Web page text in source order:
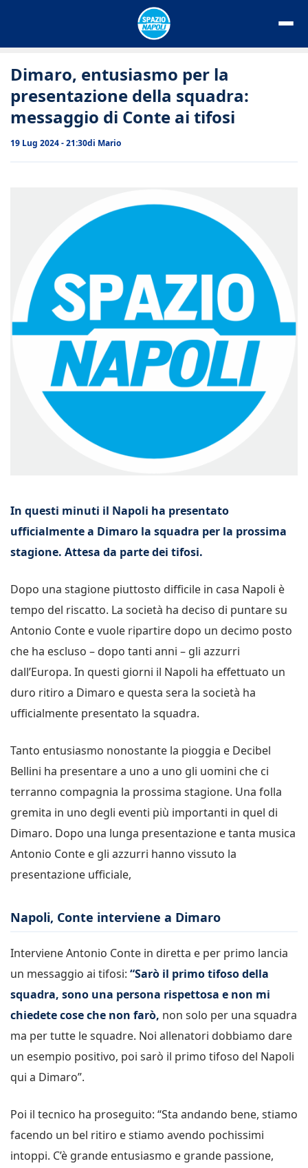
Dimaro, entusiasmo per la
presentazione della squadra:
messaggio di Conte ai tifosi
19 Lug 2024 - 21:30di Mario
In questi minuti il Napoli ha presentato
ufficialmente a Dimaro la squadra per la prossima
stagione. Attesa da parte dei tifosi.
Dopo una stagione piuttosto difficile in casa Napoli è
tempo del riscatto. La società ha deciso di puntare su
Antonio Conte e vuole ripartire dopo un decimo posto
che ha escluso – dopo tanti anni – gli azzurri
dall’Europa. In questi giorni il Napoli ha effettuato un
duro ritiro a Dimaro e questa sera la società ha
ufficialmente presentato la squadra.
Tanto entusiasmo nonostante la pioggia e Decibel
Bellini ha presentare a uno a uno gli uomini che ci
terranno compagnia la prossima stagione. Una folla
gremita in uno degli eventi più importanti in quel di
Dimaro. Dopo una lunga presentazione e tanta musica
Antonio Conte e gli azzurri hanno vissuto la
presentazione ufficiale,
Napoli, Conte interviene a Dimaro
Interviene Antonio Conte in diretta e per primo lancia
un messaggio ai tifosi: “Sarò il primo tifoso della
squadra, sono una persona rispettosa e non mi
chiedete cose che non farò, non solo per una squadra
ma per tutte le squadre. Noi allenatori dobbiamo dare
un esempio positivo, poi sarò il primo tifoso del Napoli
qui a Dimaro”.
Poi il tecnico ha proseguito: “Sta andando bene, stiamo
facendo un bel ritiro e stiamo avendo pochissimi
intoppi. C’è grande entusiasmo e grande passione,